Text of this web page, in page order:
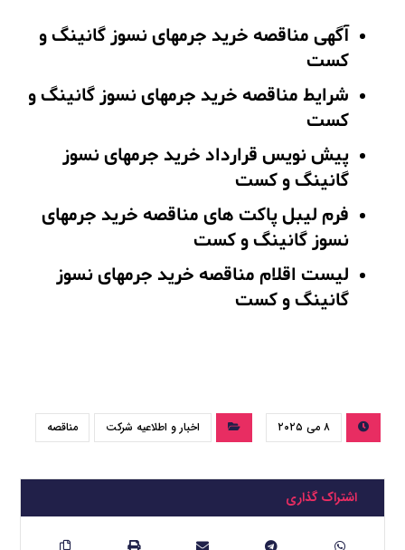
آگهی مناقصه خرید جرمهای نسوز گانینگ و
کست
شرایط مناقصه خرید جرمهای نسوز گانینگ و
کست
پیش نویس قرارداد خرید جرمهای نسوز
گانینگ و کست
فرم لیبل پاکت های مناقصه خرید جرمهای
نسوز گانینگ و کست
لیست اقلام مناقصه خرید جرمهای نسوز
گانینگ و کست
۸ می ۲۰۲۵ اخبار و اطلاعیه شرکت مناقصه